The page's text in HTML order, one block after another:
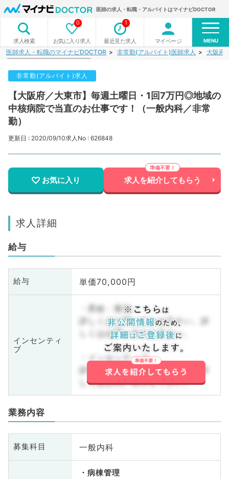
医師の求人・転職・アルバイトはマイナビDOCTOR
求人検索 お気に入り求人
0
最近見た求人
1
マイページ MENU
医師求人・転職のマイナビDOCTOR 非常勤(アルバイト)医師求人 大阪府
非常勤(アルバイト)求人
【大阪府／大東市】毎週土曜日・1回7万円◎地域の
中核病院で当直のお仕事です！（一般内科／非常
勤）
更新日 : 2020/09/10求人No : 626848
お気に入り 求人を紹介してもらう
求人詳細
給与
給与 単価70,000円
インセンティ
ブ
・昇給・賞与
詳しくはお問い合わせ下さい。詳
しくはお問い合わせ下さい。
・インセンティブ
詳しくはお問い合わせ下さい。詳
しくはお問い合わせ下さい。
業務内容
募集科目 一般内科
病棟管理